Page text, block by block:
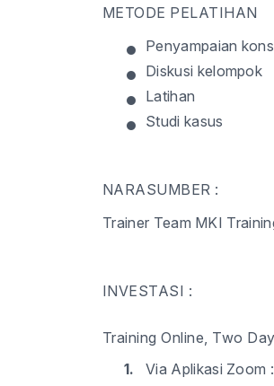
METODE PELATIHAN
• Penyampaian
• Diskusi kelompok
• Latihan
• Studi kasus
NARASUMBER :
Trainer Team MKI
INVESTASI :
Training Online, Two
1.
Via Aplikasi Zoom